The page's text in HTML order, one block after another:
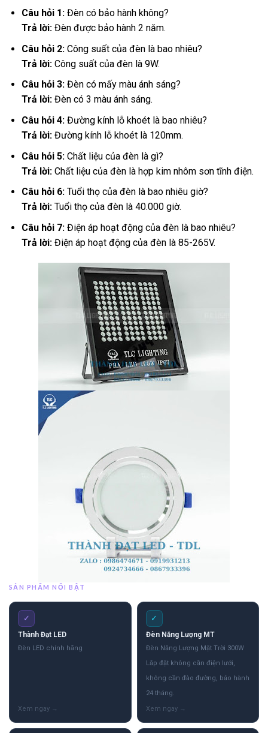
Câu hỏi 1:Đèn có bảo hành không?
Trả lời:Đèn được bảo hành 2 năm.
Câu hỏi 2:Công suất của đèn là bao nhiêu?
Trả lời:Công suất của đèn là 9W.
Câu hỏi 3:Đèn có mấy màu ánh sáng?
Trả lời:Đèn có 3 màu ánh sáng.
Câu hỏi 4:Đường kính lỗ khoét là bao nhiêu?
Trả lời:Đường kính lỗ khoét là 120mm.
Câu hỏi 5:Chất liệu của đèn là gì?
Trả lời:Chất liệu của đèn là hợp kim nhôm sơn tĩnh điện.
Câu hỏi 6:Tuổi thọ của đèn là bao nhiêu giờ?
Trả lời:Tuổi thọ của đèn là 40.000 giờ.
Câu hỏi 7:Điện áp hoạt động của đèn là bao nhiêu?
Trả lời:Điện áp hoạt động của đèn là 85-265V.
SẢN PHẨM NỔI BẬT
✓
Thành Đạt LED
Đèn LED chính hãng
✓
Đèn Năng Lượng MT
Đèn Năng Lượng Mặt Trời 300W
Lắp đặt không cần điện lưới,
không cần đào đường, bảo hành
24 tháng.